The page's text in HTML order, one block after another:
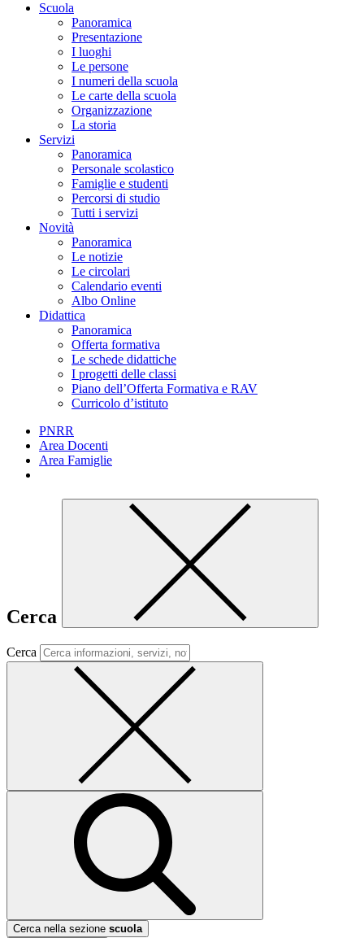
Scuola
Panoramica
Presentazione
I luoghi
Le persone
I numeri della scuola
Le carte della scuola
Organizzazione
La storia
Servizi
Panoramica
Personale scolastico
Famiglie e studenti
Percorsi di studio
Tutti i servizi
Novità
Panoramica
Le notizie
Le circolari
Calendario eventi
Albo Online
Didattica
Panoramica
Offerta formativa
Le schede didattiche
I progetti delle classi
Piano dell’Offerta Formativa e RAV
Curricolo d’istituto
PNRR
Area Docenti
Area Famiglie
Cerca
Cerca
Cerca nella sezione scuola